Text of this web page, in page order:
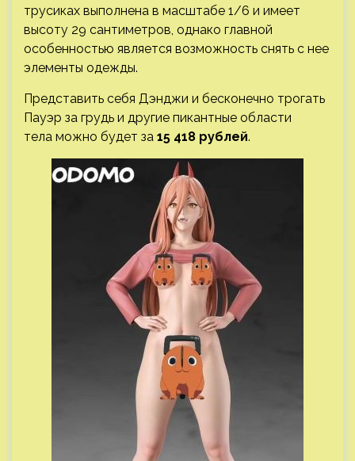
трусиках выполнена в масштабе 1/6 и имеет
высоту 29 сантиметров, однако главной
особенностью является возможность снять с нее
элементы одежды.
Представить себя Дэнджи и бесконечно трогать
Пауэр за грудь и другие пикантные области
тела можно будет за 15 418 рублей.